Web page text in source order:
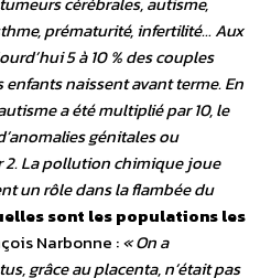
prématurité, infertilité… Aux
5 à 10 % des couples
naissent avant terme. En
a été multiplié par 10, le
génitales ou
2. La pollution chimique joue
un rôle dans la flambée du
sont les populations les
Narbonne :« On a
grâce au placenta, n’était pas